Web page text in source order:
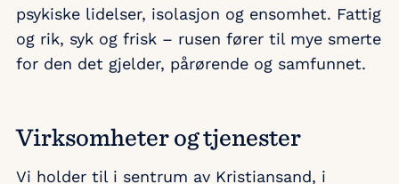
psykiske lidelser, isolasjon og ensomhet. Fattig
og rik, syk og frisk – rusen fører til mye smerte
for den det gjelder, pårørende og samfunnet.
Virksomheter og tjenester
Vi holder til i sentrum av Kristiansand, i